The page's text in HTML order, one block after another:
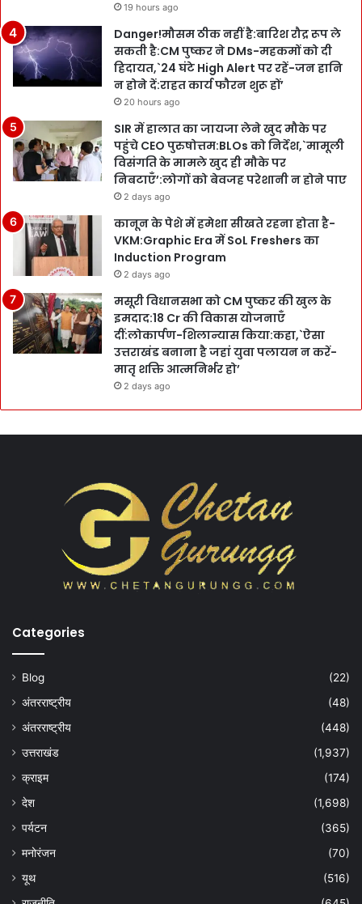
19 hours ago
Danger!मौसम ठीक नहीं है:बारिश रौद्र रूप ले
सकती है:CM पुष्कर ने DMs-महकमों को दी
हिदायत,`24 घंटे High Alert पर रहें-जन हानि
न होने दें:राहत कार्य फौरन शुरू हों’
20 hours ago
SIR में हालात का जायजा लेने खुद मौके पर
पहुंचे CEO पुरुषोत्तम:BLOs को निर्देश,`मामूली
विसंगति के मामले खुद ही मौके पर
निबटाएँ’:लोगों को बेवजह परेशानी न होने पाए
2 days ago
कानून के पेशे में हमेशा सीखते रहना होता है-
VKM:Graphic Era में SoL Freshers का
Induction Program
2 days ago
मसूरी विधानसभा को CM पुष्कर की खुल के
इमदाद:18 Cr की विकास योजनाएँ
दीं:लोकार्पण-शिलान्यास किया:कहा,`ऐसा
उत्तराखंड बनाना है जहां युवा पलायन न करें-
मातृ शक्ति आत्मनिर्भर हो’
2 days ago
Categories
Blog
(22)
अंतरराष्ट्रीय
(48)
अंतरराष्ट्रीय
(448)
उत्तराखंड
(1,937)
क्राइम
(174)
देश
(1,698)
पर्यटन
(365)
मनोरंजन
(70)
यूथ
(516)